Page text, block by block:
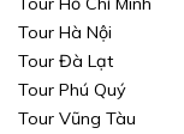
Tour Hà Nội
Tour Đà Lạt
Tour Phú Quý
Tour Vũng Tàu